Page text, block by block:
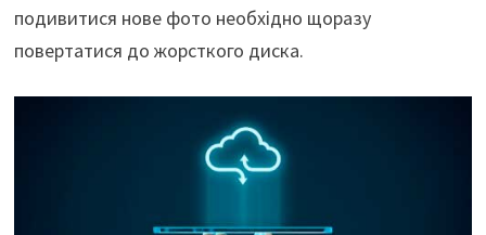
подивитися нове фото необхідно щоразу
повертатися до жорсткого диска.